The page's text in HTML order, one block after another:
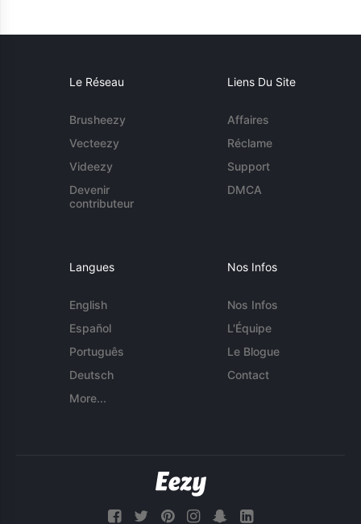
Le Réseau
Brusheezy
Vecteezy
Videezy
Devenir
contributeur
Liens Du Site
Affaires
Réclame
Support
DMCA
Langues
English
Español
Português
Deutsch
More...
Nos Infos
Nos Infos
L'Équipe
Le Blogue
Contact